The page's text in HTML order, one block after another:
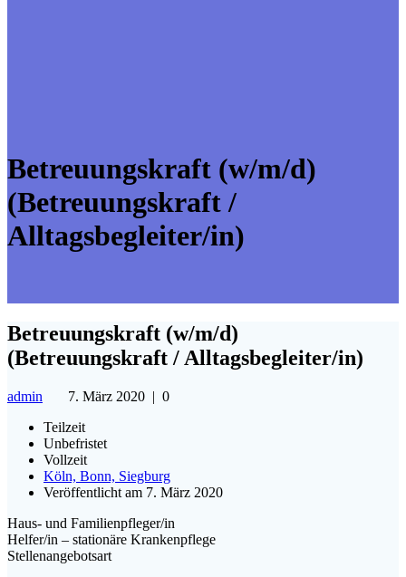
Betreuungskraft (w/m/d)
(Betreuungskraft /
Alltagsbegleiter/in)
Betreuungskraft (w/m/d)
(Betreuungskraft / Alltagsbegleiter/in)
admin 7. März 2020 | 0
Teilzeit
Unbefristet
Vollzeit
Köln, Bonn, Siegburg
Veröffentlicht am 7. März 2020
Haus- und Familienpfleger/in
Helfer/in – stationäre Krankenpflege
Stellenangebotsart